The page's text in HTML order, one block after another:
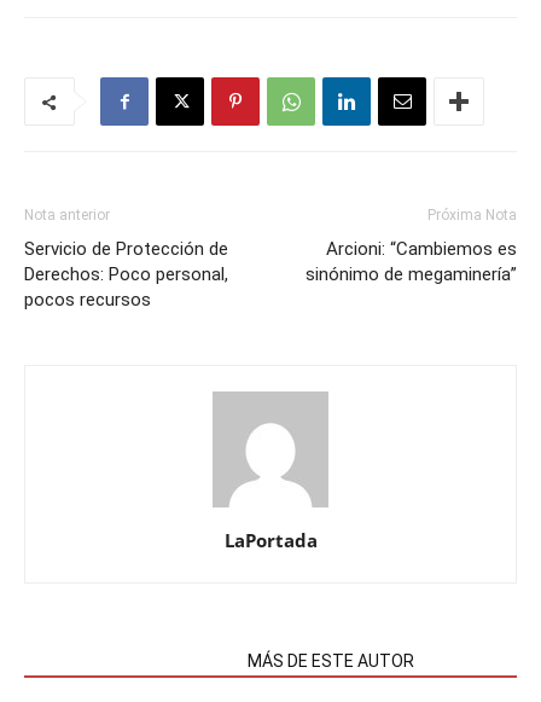
Nota anterior
Servicio de Protección de
Derechos: Poco personal,
pocos recursos
Próxima Nota
Arcioni: “Cambiemos es
sinónimo de megaminería”
LaPortada
MÁS DE ESTE AUTOR